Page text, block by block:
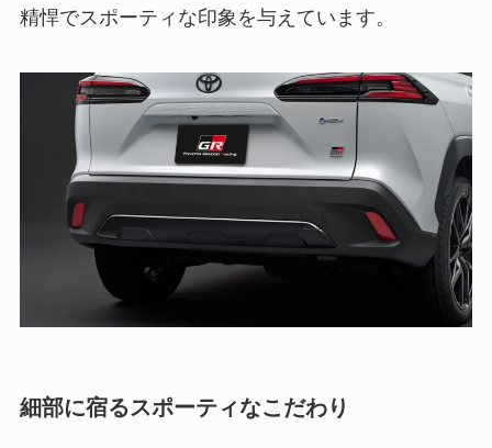
精悍でスポーティな印象を与えています。
細部に宿るスポーティなこだわり